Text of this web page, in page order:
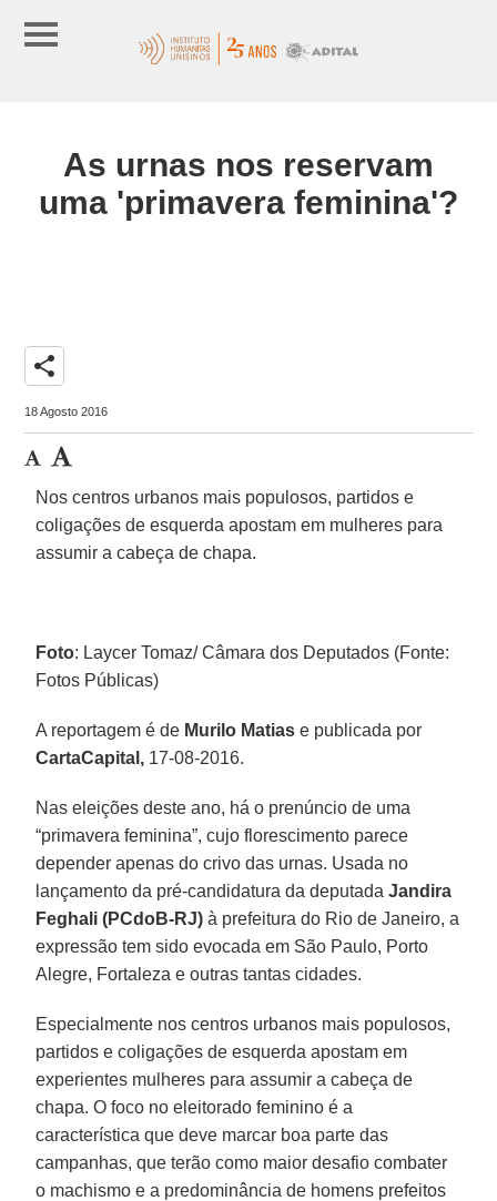
As urnas nos reservam
uma 'primavera feminina'?
share
18 Agosto 2016
Nos centros urbanos mais populosos, partidos e
coligações de esquerda apostam em mulheres para
assumir a cabeça de chapa.
Foto: Laycer Tomaz/ Câmara dos Deputados (Fonte:
Fotos Públicas)
A reportagem é de Murilo Matias e publicada por
CartaCapital, 17-08-2016.
Nas eleições deste ano, há o prenúncio de uma
“primavera feminina”, cujo florescimento parece
depender apenas do crivo das urnas. Usada no
lançamento da pré-candidatura da deputadaJandira
Feghali (PCdoB-RJ) à prefeitura do Rio de Janeiro, a
expressão tem sido evocada em São Paulo, Porto
Alegre, Fortaleza e outras tantas cidades.
Especialmente nos centros urbanos mais populosos,
partidos e coligações de esquerda apostam em
experientes mulheres para assumir a cabeça de
chapa. O foco no eleitorado feminino é a
característica que deve marcar boa parte das
campanhas, que terão como maior desafio combater
o machismo e a predominância de homens prefeitos